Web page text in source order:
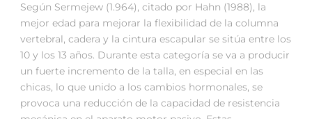
Según Sermejew (1.964), citado por Hahn (1988), la
mejor edad para mejorar la flexibilidad de la columna
vertebral, cadera y la cintura escapular se sitúa entre los
10 y los 13 años. Durante esta categoría se va a producir
un fuerte incremento de la talla, en especial en las
chicas, lo que unido a los cambios hormonales, se
provoca una reducción de la capacidad de resistencia